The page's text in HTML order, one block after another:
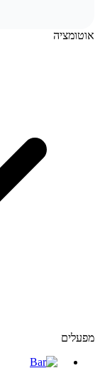
אוטומציה
מפעלים